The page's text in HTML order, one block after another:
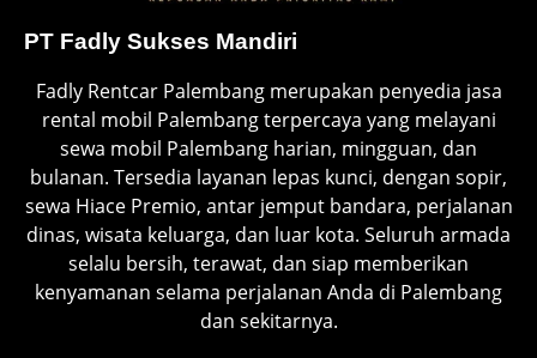
PT Fadly Sukses Mandiri
Fadly Rentcar Palembang merupakan penyedia jasa
rental mobil Palembang terpercaya yang melayani
sewa mobil Palembang harian, mingguan, dan
bulanan. Tersedia layanan lepas kunci, dengan sopir,
sewa Hiace Premio, antar jemput bandara, perjalanan
dinas, wisata keluarga, dan luar kota. Seluruh armada
selalu bersih, terawat, dan siap memberikan
kenyamanan selama perjalanan Anda di Palembang
dan sekitarnya.